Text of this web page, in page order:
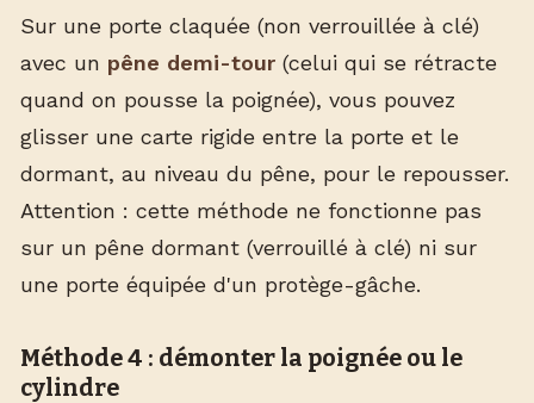
Sur une porte claquée (non verrouillée à clé)
avec un pêne demi-tour (celui qui se rétracte
quand on pousse la poignée), vous pouvez
glisser une carte rigide entre la porte et le
dormant, au niveau du pêne, pour le repousser.
Attention : cette méthode ne fonctionne pas
sur un pêne dormant (verrouillé à clé) ni sur
une porte équipée d'un protège-gâche.
Méthode 4 : démonter la poignée ou le
cylindre